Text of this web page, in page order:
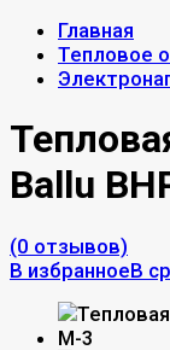
Главная
Тепловое
Ballu
(0 отзывов)
В избранноеВ